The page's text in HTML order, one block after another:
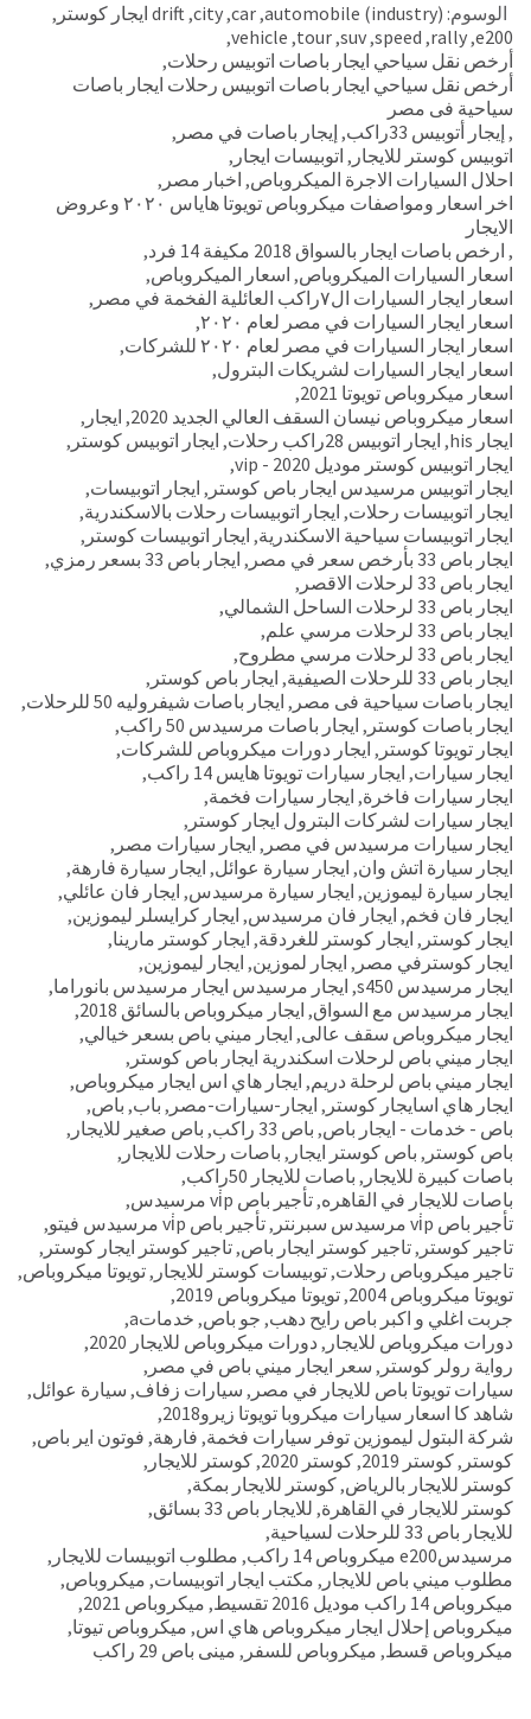
الوسوم: automobile (industry)
,
car
,
city
,drift ايجار كوستر
,
e200
,
rally
,
speed
,
suv
,
tour
,
vehicle
,
أرخص نقل سياحي ايجار باصات اتوبيس رحلات,
أرخص نقل سياحي ايجار باصات اتوبيس رحلات ايجار باصات
سياحية فى مصر
, إيجار أتوبيس 33راكب , إيجار باصات في مصر ,
اتوبيس كوستر للايجار , اتوبيسات ايجار ,
احلال السيارات الاجرة الميكروباص, اخبار مصر ,
اخر اسعار ومواصفات ميكروباص تويوتا هاياس ٢٠٢٠ وعروض
الايجار
, ارخص باصات ايجار بالسواق 2018 مكيفة 14 فرد
,
اسعار السيارات الميكروباص, اسعار الميكروباص,
اسعار ايجار السيارات ال٧راكب العائلية الفخمة في مصر
,
اسعار ايجار السيارات في مصر لعام ٢٠٢٠
,
اسعار ايجار السيارات في مصر لعام ٢٠٢٠ للشركات
,
اسعار ايجار السيارات لشريكات البترول,
اسعار ميكروباص تويوتا 2021
,
اسعار ميكروباص نيسان السقف العالي الجديد 2020
, ايجار ,
ايجار his
, ايجار اتوبيس 28راكب رحلات , ايجار اتوبيس كوستر ,
ايجار اتوبيس كوستر موديل 2020 - vip
,
ايجار اتوبيس مرسيدس ايجار باص كوستر , ايجار اتوبيسات,
ايجار اتوبيسات رحلات, ايجار اتوبيسات رحلات بالاسكندرية,
ايجار اتوبيسات سياحية الاسكندرية, ايجار اتوبيسات كوستر ,
ايجار باص 33 بأرخص سعر في مصر
, ايجار باص 33 بسعر رمزي
,
ايجار باص 33 لرحلات الاقصر
,
ايجار باص 33 لرحلات الساحل الشمالي
,
ايجار باص 33 لرحلات مرسي علم
,
ايجار باص 33 لرحلات مرسي مطروح
,
ايجار باص 33 للرحلات الصيفية
, ايجار باص كوستر ,
ايجار باصات سياحية فى مصر , ايجار باصات شيفروليه 50 للرحلات
,
ايجار باصات كوستر , ايجار باصات مرسيدس 50 راكب
,
ايجار تويوتا كوستر , ايجار دورات ميكروباص للشركات,
ايجار سيارات, ايجار سيارات تويوتا هايس 14 راكب
,
ايجار سيارات فاخرة, ايجار سيارات فخمة,
ايجار سيارات لشركات البترول ايجار كوستر ,
ايجار سيارات مرسيدس في مصر , ايجار سيارات مصر ,
ايجار سيارة اتش وان, ايجار سيارة عوائل, ايجار سيارة فارهة,
ايجار سيارة ليموزين, ايجار سيارة مرسيدس, ايجار فان عائلي,
ايجار فان فخم, ايجار فان مرسيدس, ايجار كرايسلر ليموزين,
ايجار كوستر , ايجار كوستر للغردقة, ايجار كوستر مارينا,
ايجار كوسترفي مصر , ايجار لموزين, ايجار ليموزين,
ايجار مرسيدس s450
, ايجار مرسيدس ايجار مرسيدس بانوراما,
ايجار مرسيدس مع السواق, ايجار ميكروباص بالسائق 2018
,
ايجار ميكروباص سقف عالى, ايجار ميني باص بسعر خيالي,
ايجار ميني باص لرحلات اسكندرية ايجار باص كوستر ,
ايجار ميني باص لرحلة دريم, ايجار هاي اس ايجار ميكروباص,
ايجار هاي اسايجار كوستر , ايجار-سيارات-مصر , باب, باص,
باص - خدمات - ايجار باص, باص 33 راكب , باص صغير للايجار ,
باص كوستر , باص كوستر ايجار , باصات رحلات للايجار ,
باصات كبيرة للايجار , باصات للايجار 50راكب
,
باصات للايجار في القاهره,تأجير باص vi̇p مرسيدس
,
تأجير باص vi̇p مرسيدس سبرنتر
,تأجير باص vi̇p مرسيدس فيتو
,
تاجير كوستر ,تاجير كوستر ايجار باص,تاجير كوستر ايجار كوستر ,
تاجير ميكروباص رحلات,توبيسات كوستر للايجار ,تويوتا ميكروباص,
تويوتا ميكروباص 2004
,تويوتا ميكروباص 2019
,
جربت اغلي و اكبر باص رايح دهب, جو باص, خدماتa ,
دورات ميكروباص للايجار ,دورات ميكروباص للايجار 2020
,
رواية رولر كوستر , سعر ايجار ميني باص في مصر ,
سيارات تويوتا باص للايجار في مصر , سيارات زفاف, سيارة عوائل,
شاهد كا اسعار سيارات ميكروبا تويوتا زيرو2018
,
شركة البتول ليموزين توفر سيارات فخمة, فارهة, فوتون اير باص,
كوستر ,كوستر 2019 ,كوستر 2020 ,كوستر للايجار ,
كوستر للايجار بالرياض,كوستر للايجار بمكة,
كوستر للايجار في القاهرة, للايجار باص 33 بسائق
,
للايجار باص 33 للرحلات لسياحية
,
مرسيدسe200 ميكروباص 14 راكب
, مطلوب اتوبيسات للايجار ,
مطلوب ميني باص للايجار , مكتب ايجار اتوبيسات, ميكروباص,
ميكروباص 14 راكب موديل 2016 تقسيط
, ميكروباص 2021
,
ميكروباص إحلال ايجار ميكروباص هاي اس, ميكروباص تيوتا,
ميكروباص قسط, ميكروباص للسفر , مينى باص 29 راكب